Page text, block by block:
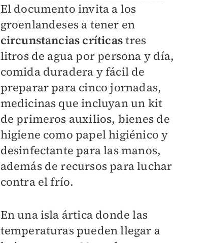
El documento invita a los
groenlandeses a tener en
circunstancias críticastres
litros de agua por persona y día,
comida duradera y fácil de
preparar para cinco jornadas,
medicinas que incluyan un kit
de primeros auxilios, bienes de
higiene como papel higiénico y
desinfectante para las manos,
además de recursos para luchar
contra el frío.
En una isla ártica donde las
temperaturas pueden llegar a